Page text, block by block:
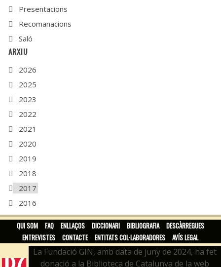
Presentacions
Recomanacions
Saló
ARXIU
2026
2025
2023
2022
2021
2020
2019
2018
2017
2016
2015
QUI SOM FAQ ENLLAÇOS DICCIONARI BIBLIOGRAFIA
DESCÀRREGUES
ENTREVISTES
CONTACTE ENTITATS COL·LABORADORES AVÍS LEGAL
La Fundació GIN, amb data de juny de 2024, ha fet
donació a la Biblioteca de Catalunya de la web